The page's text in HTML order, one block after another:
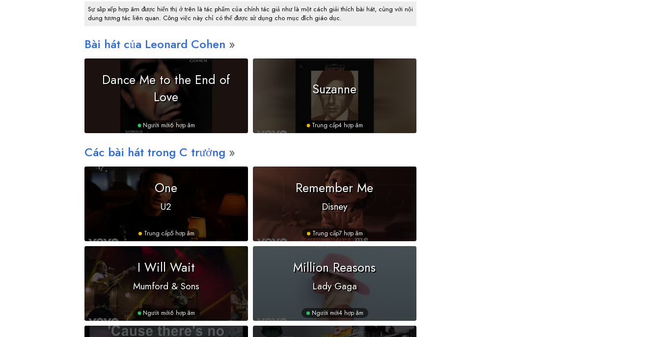
Sự sắp xếp hợp âm được hiển thị ở trên là tác phẩm của chính tác giả như là một cách giải thích bài hát, cùng với nội
dung tương tác liên quan. Công việc này chỉ có thể được sử dụng cho mục đích giáo dục.
Bài hát của Leonard Cohen
Dance Me to the End of
Love
Người mới6 hợp âm
Suzanne
Trung cấp4 hợp âm
Các bài hát trong C trưởng
One
U2
Trung cấp5 hợp âm
Remember Me
Disney
Trung cấp7 hợp âm
I Will Wait
Mumford & Sons
Người mới6 hợp âm
Million Reasons
Lady Gaga
Người mới4 hợp âm